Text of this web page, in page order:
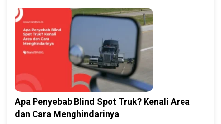
Apa Penyebab Blind Spot Truk? Kenali Area
dan Cara Menghindarinya